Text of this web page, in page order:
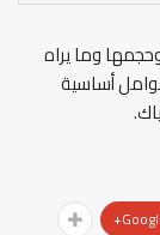
وما يراه
أساسية